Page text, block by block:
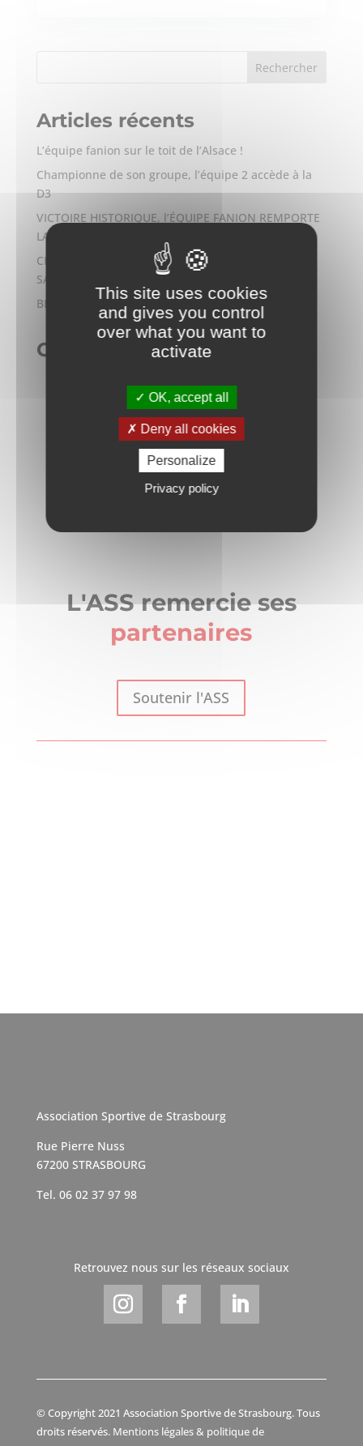
Articles récents
L’équipe fanion sur le toit de l’Alsace !
Championne de son groupe, l’équipe 2 accède à la
D3
VICTOIRE HISTORIQUE, l’ÉQUIPE FANION REMPORTE
LA COUPE CRÉDIT MUTUEL CUS !
CHAMPION U16 R2… MONTÉE EN U17 R1 POUR LA
SAISON 2024-2025 !
BILAN MI-SAISON ASS 2023/2024
Commentaires récents
L'ASS remercie ses
partenaires
Soutenir l'ASS
Association Sportive de Strasbourg
Rue Pierre Nuss
67200 STRASBOURG
Tel. 06 02 37 97 98
Retrouvez nous sur les réseaux sociaux
© Copyright 2021 Association Sportive de Strasbourg. Tous
droits réservés. Mentions légales & politique de
This site uses cookies
and gives you control
over what you want to
activate
OK, accept all
Deny all cookies
Personalize
Privacy policy